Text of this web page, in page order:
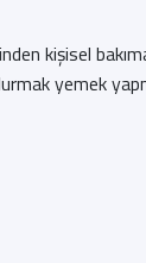
kişisel
yemek